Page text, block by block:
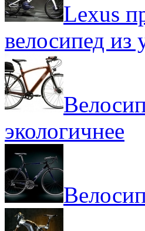
Lexus
велосипед из
экологичнее